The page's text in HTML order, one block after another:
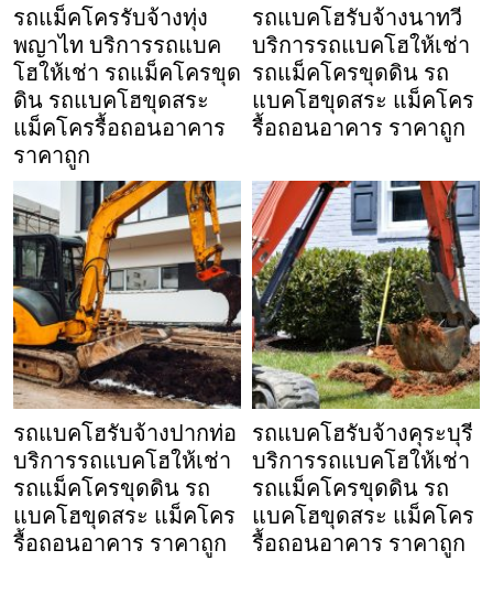
รถแม็คโครรับจ้างทุ่ง
พญาไท บริการรถแบค
โฮให้เช่า รถแม็คโครขุด
ดิน รถแบคโฮขุดสระ
แม็คโครรื้อถอนอาคาร
ราคาถูก
รถแบคโฮรับจ้างนาทวี
บริการรถแบคโฮให้เช่า
รถแม็คโครขุดดิน รถ
แบคโฮขุดสระ แม็คโคร
รื้อถอนอาคาร ราคาถูก
รถแบคโฮรับจ้างปากท่อ
บริการรถแบคโฮให้เช่า
รถแม็คโครขุดดิน รถ
แบคโฮขุดสระ แม็คโคร
รื้อถอนอาคาร ราคาถูก
รถแบคโฮรับจ้างคุระบุรี
บริการรถแบคโฮให้เช่า
รถแม็คโครขุดดิน รถ
แบคโฮขุดสระ แม็คโคร
รื้อถอนอาคาร ราคาถูก